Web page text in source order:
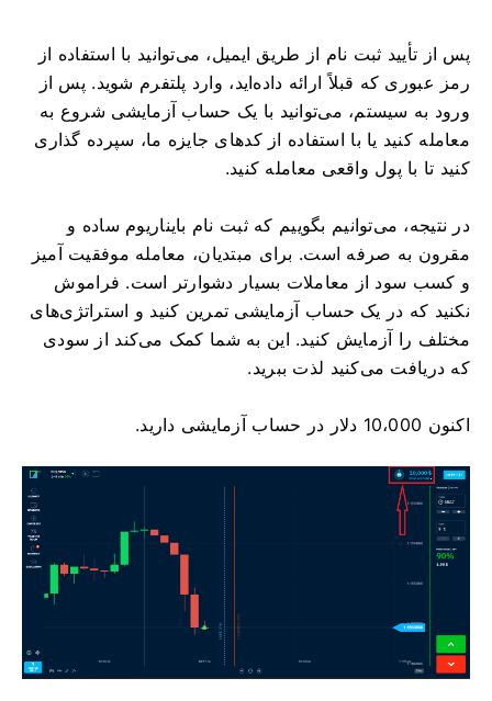
پس از تأیید ثبت نام از طریق ایمیل، می‌توانید با استفاده از
رمز عبوری که قبلاً ارائه داده‌اید، وارد پلتفرم شوید. پس از
ورود به سیستم، می‌توانید با یک حساب آزمایشی شروع به
معامله کنید یا با استفاده از کدهای جایزه ما، سپرده گذاری
کنید تا با پول واقعی معامله کنید.
در نتیجه، می‌توانیم بگوییم که ثبت نام بایناریوم ساده و
مقرون به صرفه است. برای مبتدیان، معامله موفقیت آمیز
و کسب سود از معاملات بسیار دشوارتر است. فراموش
نکنید که در یک حساب آزمایشی تمرین کنید و استراتژی‌های
مختلف را آزمایش کنید. این به شما کمک می‌کند از سودی
که دریافت می‌کنید لذت ببرید.
اکنون 10،000 دلار در حساب آزمایشی دارید.